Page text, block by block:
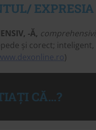
-Ă,
și corect;
)
CĂ…?